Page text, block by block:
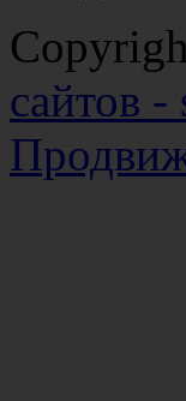
сайтов